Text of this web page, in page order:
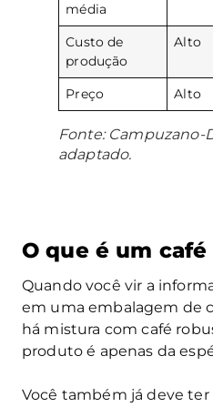
média
Custo de
produção
Alto
Preço Alto
Fonte: Campuzano-
adaptado.
O que é um café
Quando você vir a
em uma embalagem de
há mistura com café
produto é apenas da
Você também já deve ter